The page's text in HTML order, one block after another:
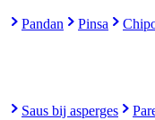
Pandan Pinsa
Saus bij asperges